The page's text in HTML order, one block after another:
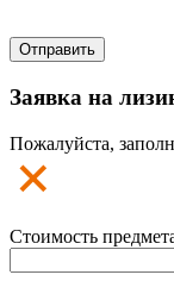
Заявка на
Пожалуйста,
Стоимость